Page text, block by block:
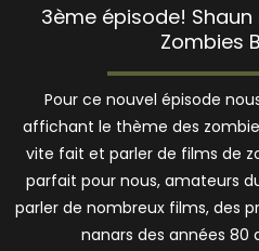
3ème épisode!
Zombies
Pour ce nouvel épisode
affichant le thème des
vite fait et parler de films de
parfait pour nous, amateurs
parler de nombreux films, des
nanars des années 80